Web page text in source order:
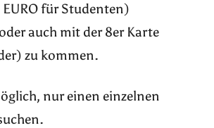
EURO für Studenten)
auch mit der 8er Karte
zu kommen.
nur einen einzelnen